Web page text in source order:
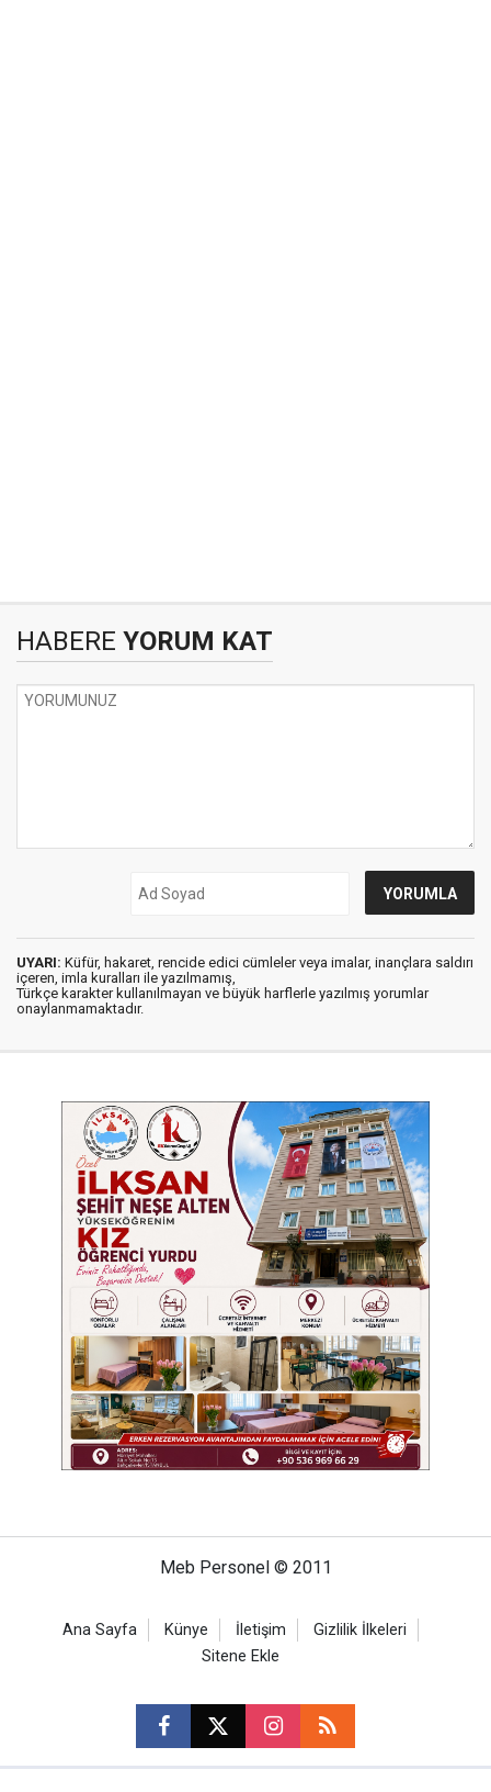
HABERE YORUM KAT
UYARI: Küfür, hakaret, rencide edici cümleler veya imalar, inançlara saldırı
içeren, imla kuralları ile yazılmamış,
Türkçe karakter kullanılmayan ve büyük harflerle yazılmış yorumlar
onaylanmamaktadır.
Meb Personel © 2011
Ana Sayfa Künye İletişim
Gizlilik İlkeleri
Sitene Ekle